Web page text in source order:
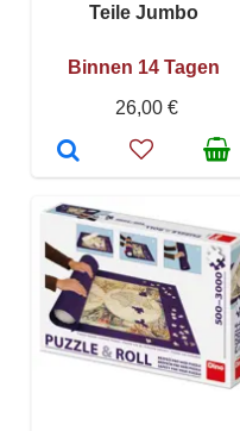
Teile Jumbo
Binnen 14 Tagen
26,00 €